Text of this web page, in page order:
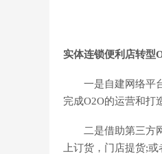
实体连锁便利店转型
一是自建网络平台
完成O2O的运营和打
二是借助第三方网
上订货，门店提货;